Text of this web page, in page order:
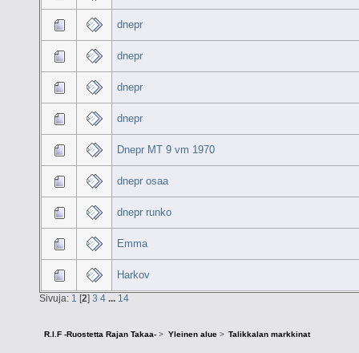
dnepr
dnepr
dnepr
dnepr
Dnepr MT 9 vm 1970
dnepr osaa
dnepr runko
Emma
Harkov
Sivuja: 1 [2] 3 4 ... 14
R.I.F -Ruostetta Rajan Takaa- > Yleinen alue> Talikkalan markkinat